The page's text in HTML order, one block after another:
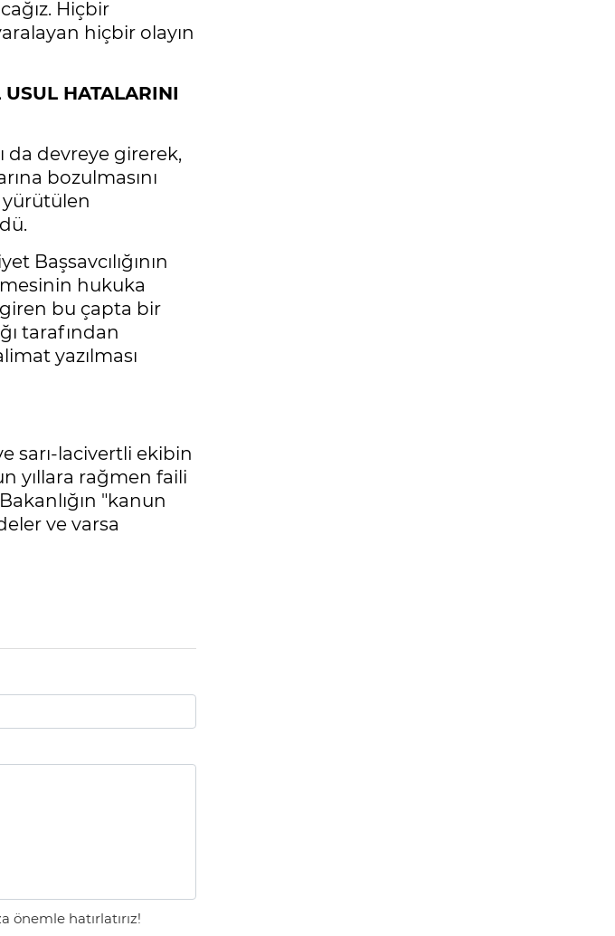
Hiçbir
hiçbir olayın
HATALARINI
da devreye girerek,
bozulmasını
yürütülen
Başsavcılığının
hukuka
giren bu çapta bir
tarafından
yazılması
sarı-lacivertli ekibin
yıllara rağmen faili
"kanun
ve varsa
hatırlatırız!